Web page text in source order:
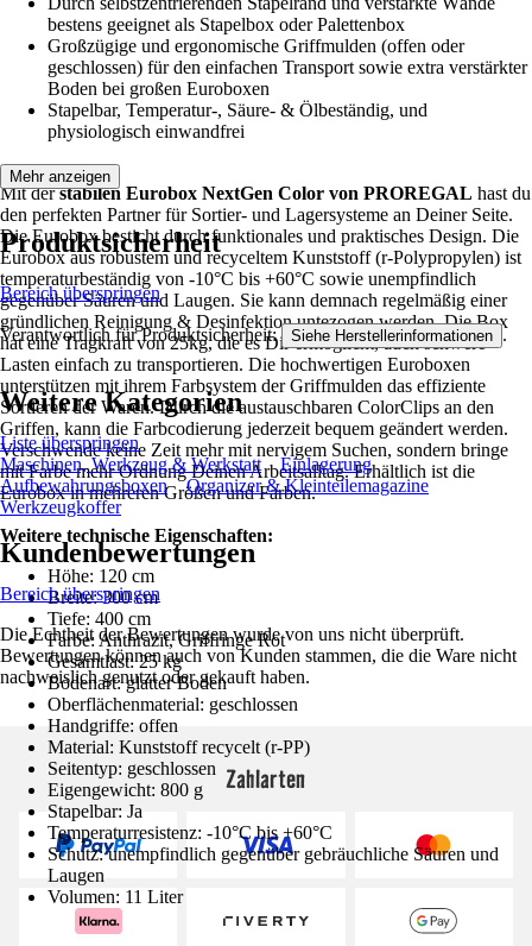
bestens geeignet als Stapelbox oder Palettenbox
Großzügige und ergonomische Griffmulden (offen oder
geschlossen) für den einfachen Transport sowie extra verstärkter
Boden bei großen Euroboxen
Stapelbar, Temperatur-, Säure- & Ölbeständig, und
physiologisch einwandfrei
Mit derstabilen Eurobox NextGen Color von PROREGAL hast du
den perfekten Partner für Sortier- und Lagersysteme an Deiner Seite.
Die Eurobox besticht durch funktionales und praktisches Design. Die
Eurobox aus robustem und recyceltem Kunststoff (r-Polypropylen) ist
temperaturbeständig von -10°C bis +60°C sowie unempfindlich
gegenüber Säuren und Laugen. Sie kann demnach regelmäßig einer
gründlichen Reinigung & Desinfektion untezogen werden. Die Box
hat eine Tragkraft von 25kg, die es Dir ermöglicht, auch schwere
Lasten einfach zu transportieren. Die hochwertigen Euroboxen
unterstützen mit ihrem Farbsystem der Griffmulden das effiziente
Sortieren der Waren. Durch die austauschbaren ColorClips an den
Griffen, kann die Farbcodierung jederzeit bequem geändert werden.
Verschwende keine Zeit mehr mit nervigem Suchen, sondern bringe
mit Farbe mehr Ordnung Deinen Arbeitsalltag. Erhältlich ist die
Eurobox in mehreren Größen und Farben.
Weitere technische Eigenschaften:
Höhe: 120 cm
Breite: 300 cm
Tiefe: 400 cm
Farbe: Anthrazit, Griffringe Rot
Gesamtlast: 25 kg
Bodenart: glatter Boden
Oberflächenmaterial: geschlossen
Handgriffe: offen
Material: Kunststoff recycelt (r-PP)
Seitentyp: geschlossen
Eigengewicht: 800 g
Stapelbar: Ja
Temperaturresistenz: -10°C bis +60°C
Schutz: unempfindlich gegenüber gebräuchliche Säuren und
Laugen
Volumen: 11 Liter
Mehr anzeigen
Produktsicherheit
Bereich überspringen
Verantwortlich für Produktsicherheit: Siehe Herstellerinformationen .
Weitere Kategorien
Liste überspringen
Maschinen, Werkzeug & Werkstatt
Einlagerung
Aufbewahrungsboxen
Organizer & Kleinteilemagazine
Werkzeugkoffer
Kundenbewertungen
Bereich überspringen
Die Echtheit der Bewertungen wurde von uns nicht überprüft.
Bewertungen können auch von Kunden stammen, die die Ware nicht
nachweislich genutzt oder gekauft haben.
Zahlarten